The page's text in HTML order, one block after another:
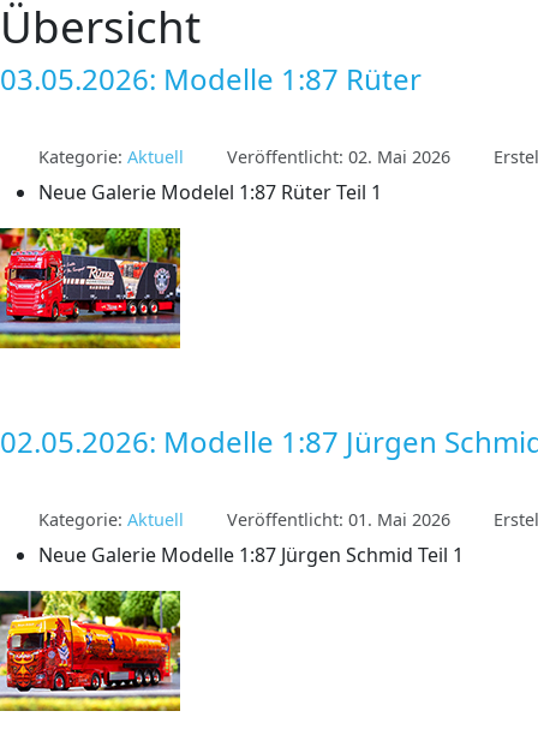
Übersicht
03.05.2026: Modelle 1:87 Rüter
Kategorie: Aktuell Veröffentlicht: 02. Mai 2026
Neue Galerie Modelel 1:87 Rüter Teil 1
02.05.2026: Modelle 1:87 Jürgen
Kategorie: Aktuell Veröffentlicht: 01. Mai 2026
Neue Galerie Modelle 1:87 Jürgen Schmid Teil 1